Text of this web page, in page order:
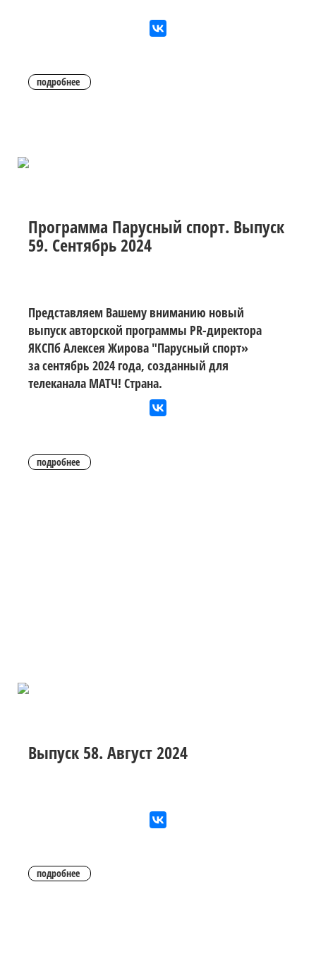
подробнее
Программа Парусный спорт. Выпуск
59. Сентябрь 2024
Представляем Вашему вниманию новый
выпуск авторской программы PR-директора
ЯКСПб Алексея Жирова "Парусный спорт»
за сентябрь 2024 года, созданный для
телеканала МАТЧ! Страна.
подробнее
Выпуск 58. Август 2024
подробнее